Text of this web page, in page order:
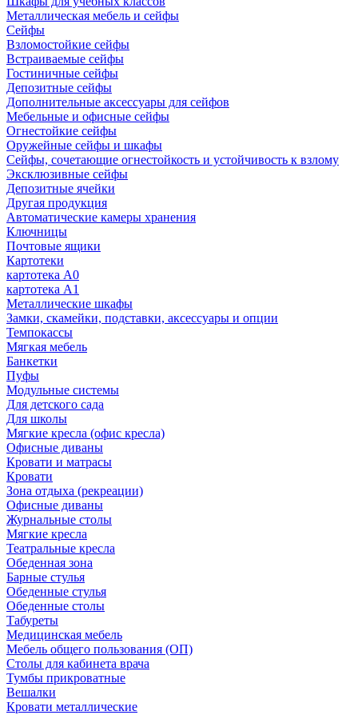
Металлическая мебель и сейфы
Сейфы
Взломостойкие сейфы
Встраиваемые сейфы
Гостиничные сейфы
Депозитные сейфы
Дополнительные аксессуары для сейфов
Мебельные и офисные сейфы
Огнестойкие сейфы
Оружейные сейфы и шкафы
Сейфы, сочетающие огнестойкость и устойчивость к взлому
Эксклюзивные сейфы
Депозитные ячейки
Другая продукция
Автоматические камеры хранения
Ключницы
Почтовые ящики
Картотеки
картотека А0
картотека А1
Металлические шкафы
Замки, скамейки, подставки, аксессуары и опции
Темпокассы
Мягкая мебель
Банкетки
Пуфы
Модульные системы
Для детского сада
Для школы
Мягкие кресла (офис кресла)
Офисные диваны
Кровати и матрасы
Кровати
Зона отдыха (рекреации)
Офисные диваны
Журнальные столы
Мягкие кресла
Театральные кресла
Обеденная зона
Барные стулья
Обеденные стулья
Обеденные столы
Табуреты
Медицинская мебель
Мебель общего пользования (ОП)
Столы для кабинета врача
Тумбы прикроватные
Вешалки
Кровати металлические